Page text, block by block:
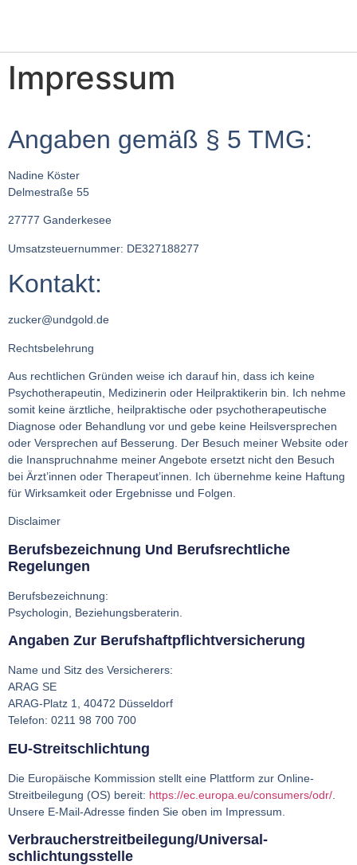
Impressum
Angaben gemäß § 5 TMG:
Nadine Köster
Delmestraße 55
27777 Ganderkesee
Umsatzsteuernummer: DE327188277
Kontakt:
zucker@undgold.de
Rechtsbelehrung
Aus rechtlichen Gründen weise ich darauf hin, dass ich keine
Psychotherapeutin, Medizinerin oder Heilpraktikerin bin. Ich nehme
somit keine ärztliche, heilpraktische oder psychotherapeutische
Diagnose oder Behandlung vor und gebe keine Heilsversprechen
oder Versprechen auf Besserung. Der Besuch meiner Website oder
die Inanspruchnahme meiner Angebote ersetzt nicht den Besuch
bei Ärzt’innen oder Therapeut’innen. Ich übernehme keine Haftung
für Wirksamkeit oder Ergebnisse und Folgen.
Disclaimer
Berufsbezeichnung Und Berufsrechtliche
Regelungen
Berufsbezeichnung:
Psychologin, Beziehungsberaterin.
Angaben Zur Berufs­haftpflicht­versicherung
Name und Sitz des Versicherers:
ARAG SE
ARAG-Platz 1, 40472 Düsseldorf
Telefon: 0211 98 700 700
EU-Streitschlichtung
Die Europäische Kommission stellt eine Plattform zur Online-
Streitbeilegung (OS) bereit: https://ec.europa.eu/consumers/odr/
Unsere E-Mail-Adresse finden Sie oben im Impressum.
Verbraucher­streit­beilegung/Universal­
Schlichtungs­stelle